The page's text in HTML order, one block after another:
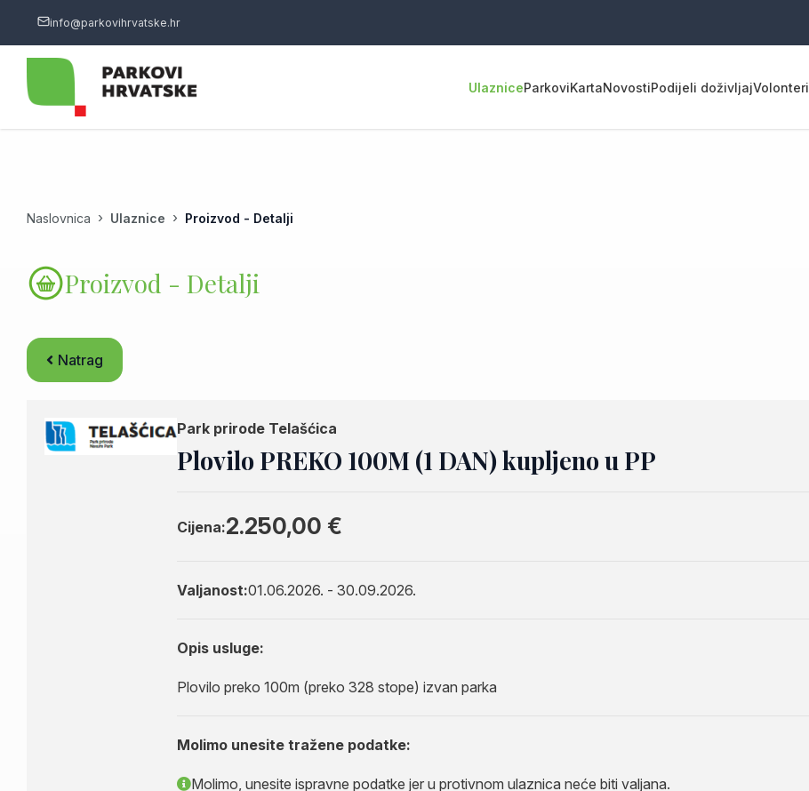
info@parkovihrvatske.hr
UlazniceParkoviKartaNovostiPodijeli doživljajVolonteri
Naslovnica Ulaznice Proizvod - Detalji
Proizvod - Detalji
Natrag
Park prirode Telašćica
Plovilo PREKO 100M (1 DAN) kupljeno u PP
Cijena:2.250,00 €
Valjanost:01.06.2026. - 30.09.2026.
Opis usluge:
Plovilo preko 100m (preko 328 stope) izvan parka
Molimo unesite tražene podatke:
Molimo, unesite ispravne podatke jer u protivnom ulaznica neće biti valjana.